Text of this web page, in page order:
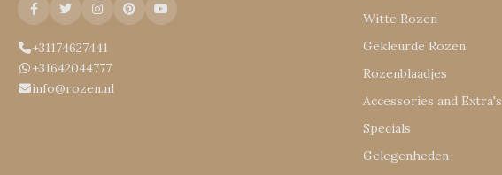
+31174627441
+31642044777
info@rozen.nl
Witte Rozen
Gekleurde Rozen
Rozenblaadjes
Accessories and Extra's
Specials
Gelegenheden